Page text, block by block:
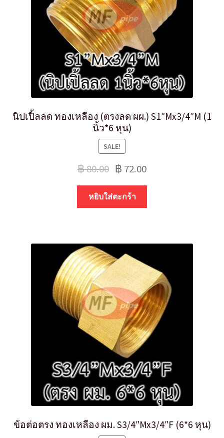
นิปเปิ้ลลด ทองเหลือง (ตรงลด ผผ.) S1″Mx3/4″M (1
นิ้ว*6 หุน)
SALE!
฿80.00 ฿ 72.00
หยิบใส่ตะกร้า
ข้อต่อตรง ทองเหลือง ผม. S3/4″Mx3/4″F (6*6 หุน)